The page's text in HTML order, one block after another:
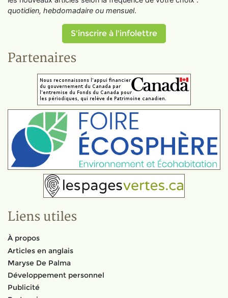
quotidien, hebdomadaire ou mensuel.
S'inscrire à l'infolettre
Partenaires
Liens utiles
À propos
Articles en anglais
Maryse De Palma
Développement personnel
Publicité